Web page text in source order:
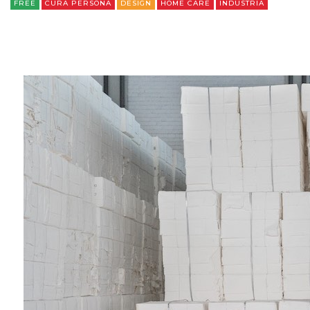
FREE CURA PERSONA DESIGN HOME CARE INDUSTRIA